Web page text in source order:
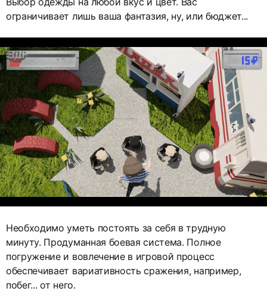
ограничивает лишь ваша фантазия, ну, или бюджет...
Необходимо уметь постоять за себя в трудную
минуту. Продуманная боевая система. Полное
погружение и вовлечение в игровой процесс
обеспечивает вариативность сражения, например,
побег... от него.